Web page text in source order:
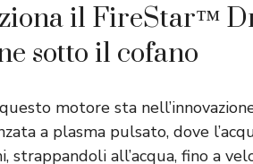
il FireStar™
sotto il cofano
motore sta
a plasma pulsato, dove
strappandoli all’acqua, fino a